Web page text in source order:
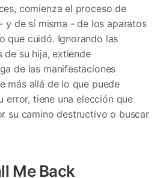
comienza el proceso de
y de sí misma - de los aparatos
que cuidó. Ignorando las
de su hija, extiende
de las manifestaciones
más allá de lo que puede
error, tiene una elección que
su camino destructivo o buscar
Me Back